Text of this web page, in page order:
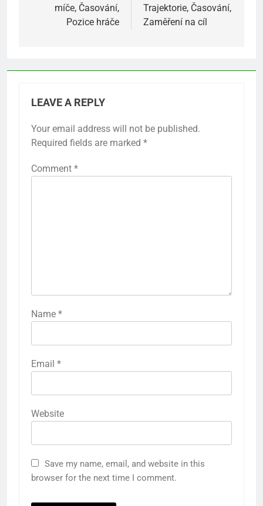
míče, Časování,
Pozice hráče
Trajektorie, Časování,
Zaměření na cíl
LEAVE A REPLY
Your email address will not be published.
Required fields are marked *
Comment *
Name *
Email *
Website
Save my name, email, and website in this
browser for the next time I comment.